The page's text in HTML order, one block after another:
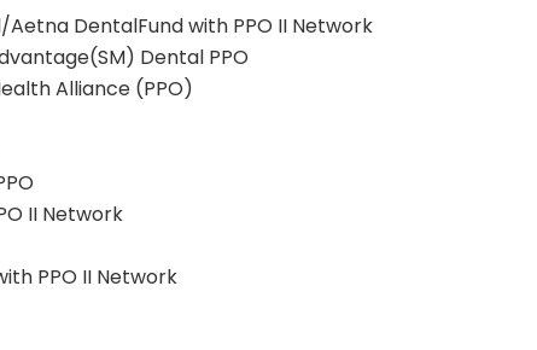
DentalFund with PPO II Network
Dental PPO
Alliance (PPO)
II Network
PPO II Network